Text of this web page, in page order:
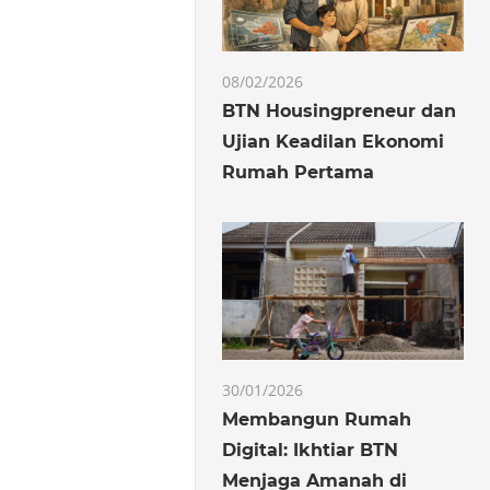
08/02/2026
BTN Housingpreneur dan
Ujian Keadilan Ekonomi
Rumah Pertama
30/01/2026
Membangun Rumah
Digital: Ikhtiar BTN
Menjaga Amanah di